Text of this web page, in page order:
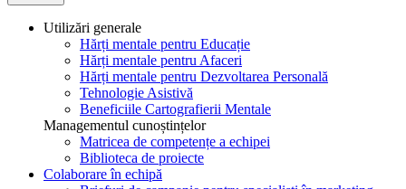
Utilizări generale
Hărți mentale pentru Educație
Hărți mentale pentru Afaceri
Hărți mentale pentru Dezvoltarea Personală
Tehnologie Asistivă
Beneficiile Cartografierii Mentale
Managementul cunoștințelor
Matricea de competențe a echipei
Biblioteca de proiecte
Colaborare în echipă